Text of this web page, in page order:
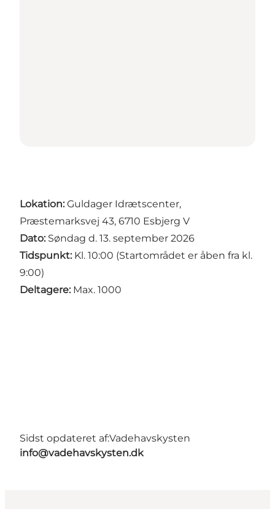
Lokation: Guldager Idrætscenter,
Præstemarksvej 43, 6710 Esbjerg V
Dato: Søndag d. 13. september 2026
Tidspunkt: Kl. 10:00 (Startområdet er åben fra kl.
9:00)
Deltagere: Max. 1000
Sidst opdateret af:Vadehavskysten
info@vadehavskysten.dk